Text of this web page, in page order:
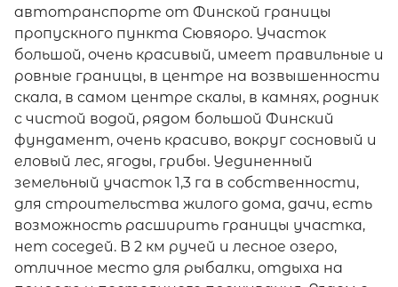
автотранспорте от Финской границы
пропускного пункта Сювяоро. Участок
большой, очень красивый, имеет правильные и
ровные границы, в центре на возвышенности
скала, в самом центре скалы, в камнях, родник
с чистой водой, рядом большой Финский
фундамент, очень красиво, вокруг сосновый и
еловый лес, ягоды, грибы. Уединенный
земельный участок 1,3 га в собственности,
для строительства жилого дома, дачи, есть
возможность расширить границы участка,
нет соседей. В 2 км ручей и лесное озеро,
отличное место для рыбалки, отдыха на